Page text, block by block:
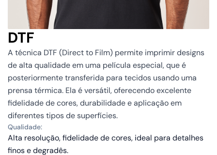
DTF
A técnica DTF (Direct to Film) permite imprimir designs
de alta qualidade em uma película especial, que é
posteriormente transferida para tecidos usando uma
prensa térmica. Ela é versátil, oferecendo excelente
fidelidade de cores, durabilidade e aplicação em
diferentes tipos de superfícies.
Qualidade:
Alta resolução, fidelidade de cores, ideal para detalhes
finos e degradês.